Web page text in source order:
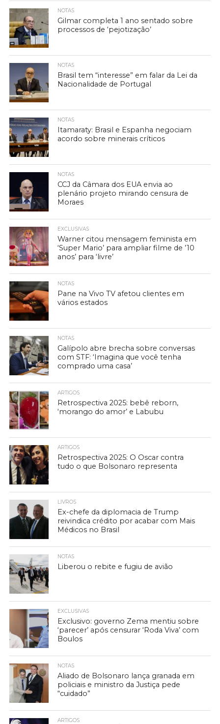
NOTAS
Gilmar completa 1 ano sentado sobre
processos de ‘pejotização’
NOTAS
Brasil tem “interesse” em falar da Lei da
Nacionalidade de Portugal
NOTAS
Itamaraty: Brasil e Espanha negociam
acordo sobre minerais críticos
NOTAS
CCJ da Câmara dos EUA envia ao
plenário projeto mirando censura de
Moraes
EXCLUSIVAS
Warner citou mensagem feminista em
‘Super Mario’ para ampliar filme de ’10
anos’ para ‘livre’
NOTAS
Pane na Vivo TV afetou clientes em
vários estados
NOTAS
Galípolo abre brecha sobre conversas
com STF: ‘Imagina que você tenha
comprado uma casa’
ARTIGOS
Retrospectiva 2025: bebê reborn,
‘morango do amor’ e Labubu
ARTIGOS
Retrospectiva 2025: O Oscar contra
tudo o que Bolsonaro representa
LIVROS
Ex-chefe da diplomacia de Trump
reivindica crédito por acabar com Mais
Médicos no Brasil
NOTAS
Liberou o rebite e fugiu de avião
EXCLUSIVAS
Exclusivo: governo Zema mentiu sobre
‘parecer’ após censurar ‘Roda Viva’ com
Boulos
NOTAS
Aliado de Bolsonaro lança granada em
policiais e ministro da Justiça pede
“cuidado”
ARTIGOS